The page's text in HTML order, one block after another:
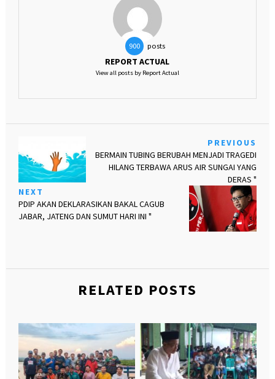
900 posts
REPORT ACTUAL
View all posts by Report Actual
PREVIOUS
BERMAIN TUBING BERUBAH MENJADI TRAGEDI
HILANG TERBAWA ARUS AIR SUNGAI YANG
DERAS "
NEXT
PDIP AKAN DEKLARASIKAN BAKAL CAGUB
JABAR, JATENG DAN SUMUT HARI INI "
RELATED POSTS